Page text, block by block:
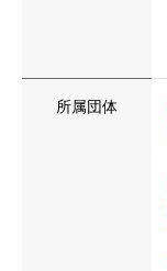
所属団体